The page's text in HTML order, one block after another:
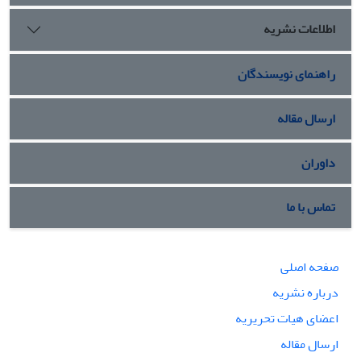
های حکمرانی وضعیت متفاوتی را سپری نموده­اند.
اطلاعات نشریه
راهنمای نویسندگان
ارسال مقاله
داوران
تماس با ما
صفحه اصلی
درباره نشریه
اعضای هیات تحریریه
ارسال مقاله